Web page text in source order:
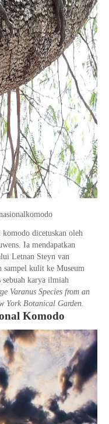
dicetuskan oleh
Ia mendapatkan
Letnan Steyn van
sampel kulit ke Museum
karya ilmiah
Varanus Species from an
York Botanical Garden.
Komodo